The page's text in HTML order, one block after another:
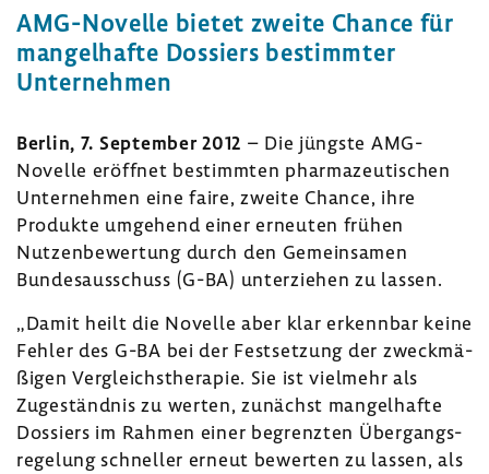
AMG-​Novelle bietet zweite Chance für
mangel­hafte Dossiers bestimmter
Unter­nehmen
Berlin, 7. September 2012 – Die jüngste AMG-​
Novelle eröffnet bestimmten phar­ma­zeu­ti­schen
Unter­nehmen eine faire, zweite Chance, ihre
Produkte umge­hend einer erneuten frühen
Nutzen­be­wer­tung durch den Gemein­samen
Bundes­aus­schuss (G-BA) unter­ziehen zu lassen.
„Damit heilt die Novelle aber klar erkennbar keine
Fehler des G-BA bei der Fest­set­zung der zweck­mä­
ßigen Vergleichs­the­rapie. Sie ist viel­mehr als
Zuge­ständnis zu werten, zunächst mangel­hafte
Dossiers im Rahmen einer begrenzten Über­gangs­
re­ge­lung schneller erneut bewerten zu lassen, als